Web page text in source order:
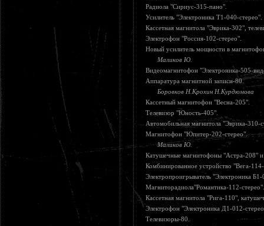
Радиола "Сириус-315-пано".
Усилитель "Электроника Т1-040-стерео".
Кассетная магнитола "Эврика-302",
Электрофон "Россия-102-стерео".
Новый усилитель мощности в
Маликов Ю.
Видеомагнитофон "Электроника-505-
Аппаратура магнитной записи-80.
Боровков Н.Крохин Н.Курдюмова
Кассетный магнитофон "Весна-205".
Телевизор "Юность-405".
Автомобильная магнитола "Эврика-310-
Магнитофон "Юпитер-202-стерео".
Маликов Ю.
Катушечные магнитофоны "Астра-208"
Комбинированное устройство "Вега-
Электропроигрыватель "Электроника
Магниторадиола"Романтика-112-стерео".
Кассетная магнитола "Рига-110",
Электрофон "Электроника Д1-012-
Телевизоры-80.